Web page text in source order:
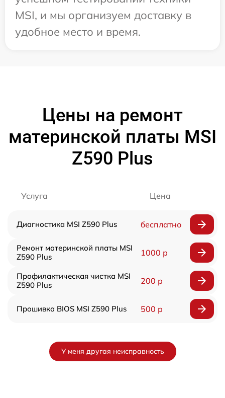
MSI, и мы организуем доставку в
удобное место и время.
Цены на ремонт
материнской платы MSI
Z590 Plus
Услуга Цена
Диагностика MSI Z590 Plus бесплатно
Ремонт материнской платы MSI
Z590 Plus
1000 р
Профилактическая чистка MSI
Z590 Plus
200 р
Прошивка BIOS MSI Z590 Plus 500 р
У меня другая неисправность